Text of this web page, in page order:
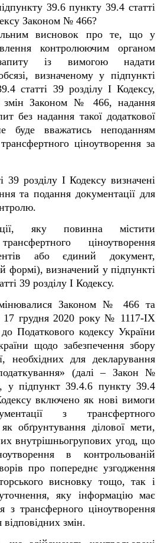
39.6 пункту 39.4 статті
Законом № 466?
висновок про те, що у
контролюючим органом
із вимогою надати
визначеному у підпункті
статті 39 розділу I Кодексу,
змін Законом № 466, надання
без надання такої додаткової
буде вважатись неподанням
ціноутворення за
39 розділу I Кодексу визначені
та подання документації для
яку повинна містити
ціноутворення
або єдиний документ,
формі), визначений у підпункті
39 розділу I Кодексу.
Законом № 466 та
17 грудня 2020 року № 1117-IX
Податкового кодексу України
щодо забезпечення збору
необхідних для декларування
(далі – Закон №
у підпункт 39.4.6 пункту 39.4
включено як нові вимоги
з трансфертного
обґрунтування ділової мети,
внутрішньогрупових угод, що
в контрольованій
про попереднє узгодження
висновку тощо, так і
яку інформацію має
з трансферного ціноутворення
відповідних змін.